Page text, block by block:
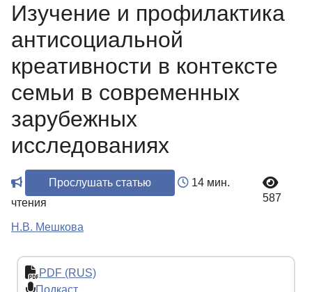
Изучение и профилактика
антисоциальной
креативности в контексте
семьи в современных
зарубежных
исследованиях
Прослушать статью
14 мин.
чтения
587
Н.В. Мешкова
PDF (RUS)
Подкаст